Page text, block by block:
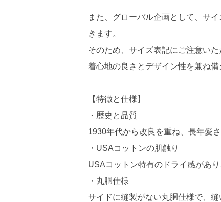
また、グローバル企画として、サ
きます。
そのため、サイズ表記にご注意い
着心地の良さとデザイン性を兼ね
【特徴と仕様】
・歴史と品質
1930年代から改良を重ね、長年愛
・USAコットンの肌触り
USAコットン特有のドライ感があ
・丸胴仕様
サイドに縫製がない丸胴仕様で、